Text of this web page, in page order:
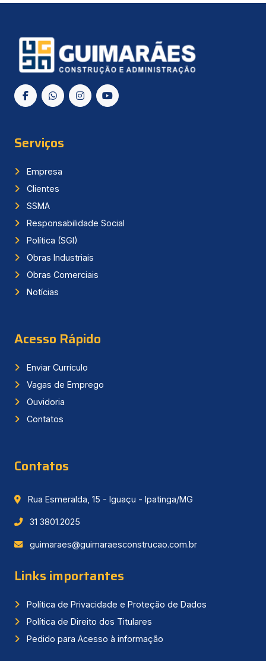
Serviços
Empresa
Clientes
SSMA
Responsabilidade Social
Política (SGI)
Obras Industriais
Obras Comerciais
Notícias
Acesso Rápido
Enviar Currículo
Vagas de Emprego
Ouvidoria
Contatos
Contatos
Rua Esmeralda, 15 - Iguaçu - Ipatinga/MG
31 3801.2025
guimaraes@guimaraesconstrucao.com.br
Links importantes
Política de Privacidade e Proteção de Dados
Política de Direito dos Titulares
Pedido para Acesso à informação